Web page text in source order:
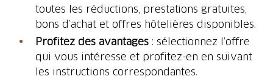
toutes les réductions, prestations gratuites,
bons d’achat et offres hôtelières disponibles.
Profitez des avantages: sélectionnez l’offre
qui vous intéresse et profitez-en en suivant
les instructions correspondantes.